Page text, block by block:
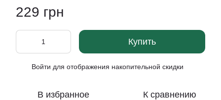
229 грн
Купить
Войти для отображения накопительной скидки
В избранное К сравнению